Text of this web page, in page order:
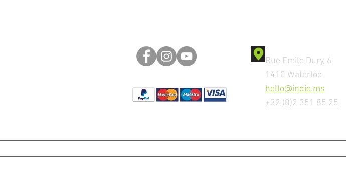
Rue Emile Dury, 6
1410 Waterloo
hello@indie.ms
+32 (0)2 351 85 25